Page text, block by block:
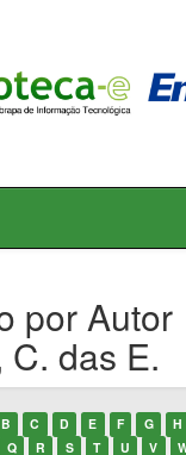
por Autor
das E.
B C D E F G H
Q R S T U V